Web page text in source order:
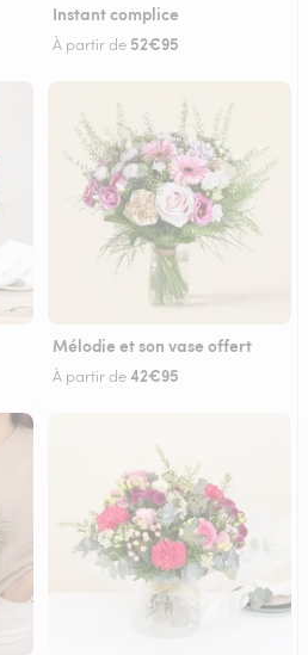
Instant complice
À partir de 52€95
Mélodie et son vase offert
À partir de42€95